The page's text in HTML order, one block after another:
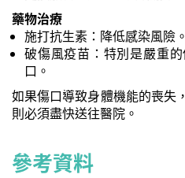
藥物治療
施打抗生素：降低感染風險。
破傷風疫苗：特別是嚴重
口。
如果傷口導致身體機能的喪失
則必須盡快送往醫院。
參考資料